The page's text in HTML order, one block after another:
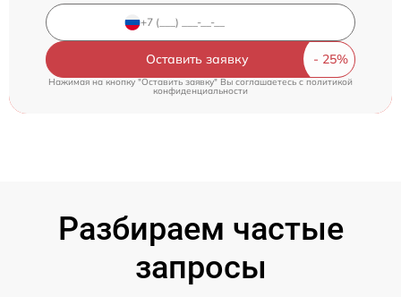
Оставить заявку
Нажимая на кнопку "Оставить заявку" Вы соглашаетесь cполитикой
конфиденциальности
Разбираем частые
запросы